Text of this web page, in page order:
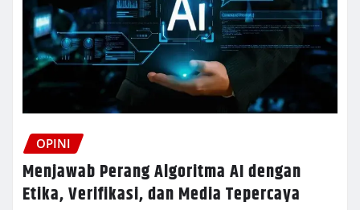
OPINI
Menjawab Perang Algoritma AI dengan
Etika, Verifikasi, dan Media Tepercaya